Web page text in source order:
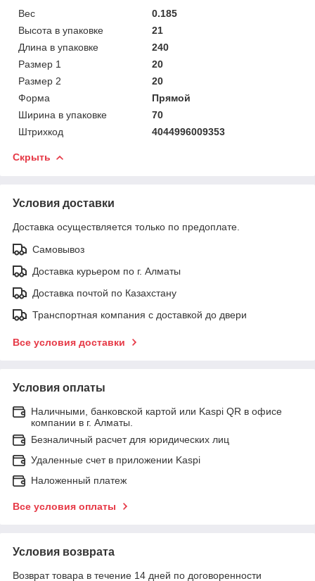
Вес
0.185
Высота в упаковке
21
Длина в упаковке
240
Размер 1
20
Размер 2
20
Форма
Прямой
Ширина в упаковке
70
Штрихкод
4044996009353
Скрыть
Условия доставки
Доставка осуществляется только по предоплате.
Самовывоз
Доставка курьером по г. Алматы
Доставка почтой по Казахстану
Транспортная компания с доставкой до двери
Все условия доставки
Условия оплаты
Наличными, банковской картой или Kaspi QR в офисе
компании в г. Алматы.
Безналичный расчет для юридических лиц
Удаленные счет в приложении Kaspi
Наложенный платеж
Все условия оплаты
Условия возврата
Возврат товара в течение 14 дней по договоренности